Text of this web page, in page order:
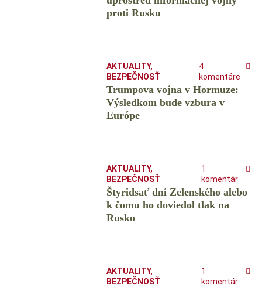
proti Rusku
AKTUALITY,
BEZPEČNOSŤ
4
komentáre
Trumpova vojna v Hormuze:
Výsledkom bude vzbura v
Európe
AKTUALITY,
BEZPEČNOSŤ
1
komentár
Štyridsať dní Zelenského alebo
k čomu ho doviedol tlak na
Rusko
AKTUALITY,
BEZPEČNOSŤ
1
komentár